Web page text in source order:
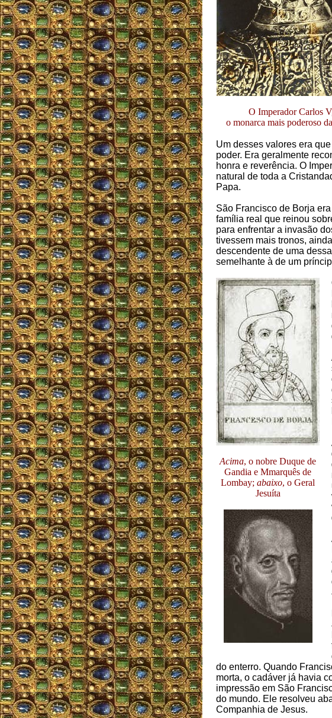
O Imperador Carlos
o monarca mais poderoso
Um desses valores era
poder. Era geralmente
honra e reverência. O
natural de toda a
Papa.
São Francisco de Borja
família real que reinou
para enfrentar a invasão
tivessem mais tronos,
descendente de uma
semelhante à de um
Acima, o nobre Duque de
Gandia e Mmarquês de
Lombay; abaixo, o Geral
Jesuíta
do enterro. Quando
morta, o cadáver já havia
impressão em São
do mundo. Ele resolveu
Companhia de Jesus.